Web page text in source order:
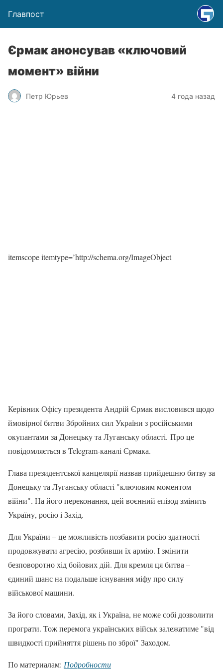
Главпост
Єрмак анонсував «ключовий
момент» війни
Петр Юрьев 4 года назад
itemscope itemtype=’http://schema.org/ImageObject
Керівник Офісу президента Андрій Єрмак висловився щодо
ймовірної битви Збройних сил України з російськими
окупантами за Донецьку та Луганську області. Про це
повідомляється в Telegram-каналі Єрмака.
Глава президентської канцелярії назвав прийдешню битву за
Донецьку та Луганську області "ключовим моментом
війни". На його переконання, цей воєнний епізод змінить
Україну, росію і Захід.
Для України – це можливість позбавити росію здатності
продовжувати агресію, розбивши їх армію. І змінити
безповоротно хід бойових дій. Для кремля ця битва –
єдиний шанс на подальше існування міфу про силу
військової машини.
За його словами, Захід, як і Україна, не може собі дозволити
програти. Тож перемога українських військ залежатиме "від
швидкості прийняття рішень по зброї" Заходом.
По материалам: Подробности